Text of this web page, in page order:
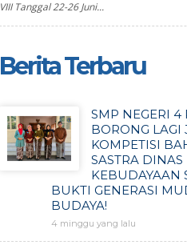
VIII Tanggal 22-26 Juni...
Berita Terbaru
SMP NEGERI 4
BORONG LAGI
KOMPETISI
SASTRA DINAS
KEBUDAYAAN
BUKTI GENERASI
BUDAYA!
4 minggu yang lalu